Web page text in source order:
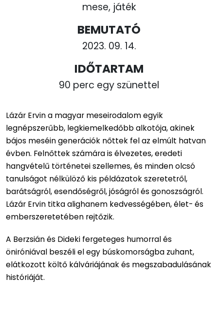
mese, játék
BEMUTATÓ
2023. 09. 14.
IDŐTARTAM
90 perc egy szünettel
Lázár Ervin a magyar meseirodalom egyik
legnépszerűbb, legkiemelkedőbb alkotója, akinek
bájos meséin generációk nőttek fel az elmúlt hatvan
évben. Felnőttek számára is élvezetes, eredeti
hangvételű történetei szellemes, és minden olcsó
tanulságot nélkülöző kis példázatok szeretetről,
barátságról, esendőségről, jóságról és gonoszságról.
Lázár Ervin titka alighanem kedvességében, élet- és
emberszeretetében rejtőzik.
A Berzsián és Dideki fergeteges humorral és
öniróniával beszéli el egy búskomorságba zuhant,
elátkozott költő kálváriájának és megszabadulásának
históriáját.